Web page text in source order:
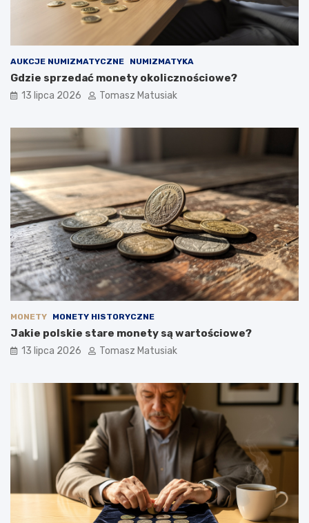
AUKCJE NUMIZMATYCZNE NUMIZMATYKA
Gdzie sprzedać monety okolicznościowe?
13 lipca 2026 Tomasz Matusiak
MONETY MONETY HISTORYCZNE
Jakie polskie stare monety są wartościowe?
13 lipca 2026 Tomasz Matusiak